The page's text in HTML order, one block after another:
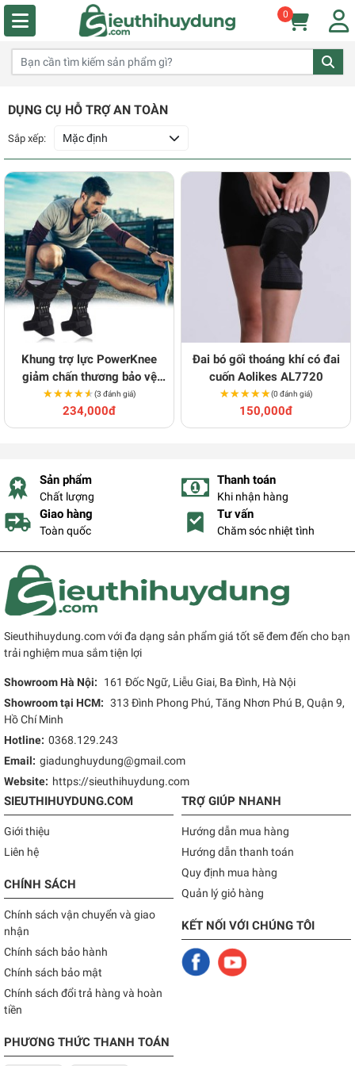
0
DỤNG CỤ HỖ TRỢ AN TOÀN
Sắp xếp: Mặc định
Khung trợ lực PowerKnee
giảm chấn thương bảo vệ
đầu gối
★★★★★
★★★★★(3 đánh giá)
234,000đ
Đai bó gối thoáng khí có đai
cuốn Aolikes AL7720
★★★★★
★★★★★(0 đánh giá)
150,000đ
Sản phẩm
Chất lượng
Thanh toán
Khi nhận hàng
Giao hàng
Toàn quốc
Tư vấn
Chăm sóc nhiệt tình
Sieuthihuydung.com với đa dạng sản phẩm giá tốt sẽ đem đến cho bạn
trải nghiệm mua sắm tiện lợi
Showroom Hà Nội:
161 Đốc Ngữ, Liễu Giai, Ba Đình, Hà Nội
Showroom tại HCM: 313 Đình Phong Phú, Tăng Nhơn Phú B, Quận 9,
Hồ Chí Minh
Hotline: 0368.129.243
Email: giadunghuydung@gmail.com
Website: https://sieuthihuydung.com
SIEUTHIHUYDUNG.COM
Giới thiệu
Liên hệ
CHÍNH SÁCH
Chính sách vận chuyển và giao
nhận
Chính sách bảo hành
Chính sách bảo mật
Chính sách đổi trả hàng và hoàn
tiền
PHƯƠNG THỨC THANH TOÁN
TRỢ GIÚP NHANH
Hướng dẫn mua hàng
Hướng dẫn thanh toán
Quy định mua hàng
Quản lý giỏ hàng
KẾT NỐI VỚI CHÚNG TÔI